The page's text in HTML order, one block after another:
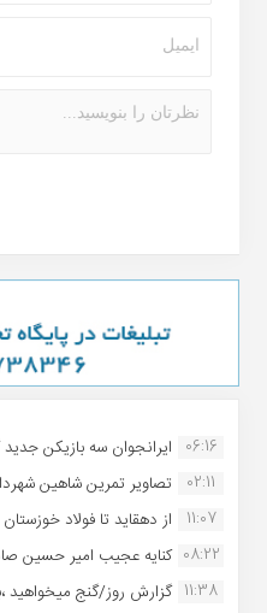
06:16 ایرانجوان سه بازیکن
02:11
تصاویر تمرین شاهین
11:07
از دهقاید تا فولاد
08:22 کنایه عجیب امیر حسین
11:38 گزارش روز/گنج میخواهید